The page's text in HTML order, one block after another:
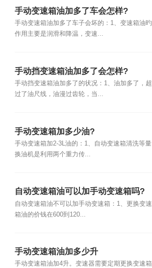
手动变速箱油加多了车会怎样?
手动变速箱油加多了车子会坏的：1、变速箱油旳
作用主要是润滑和降温，变速...
手动挡变速箱油加多了会怎样?
手动挡变速箱油加多了的状况：1、油加多了，超
过了油尺线，油漫过齿轮，当...
手动变速箱加多少油?
手动变速箱加2-3L油的：1、自动变速箱清洗等量
换油机是利用两个重力传...
自动变速箱油可以加手动变速箱吗?
自动变速箱油不可以加手动变速箱：1、更换变速
箱油的价钱在600到120...
手动变速箱油加多少升
手动变速箱油加4升。变速器需要定期更换变速箱